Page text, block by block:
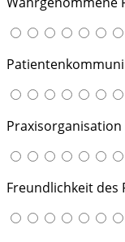
Praxisorganisation
Freundlichkeit des